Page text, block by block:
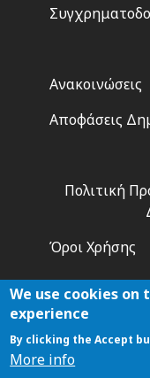
2
Ανακοινώσεις
Αποφάσεις
Πολιτική
Όροι Χρήσης
We use cookies on
experience
By clicking the Accept
More info